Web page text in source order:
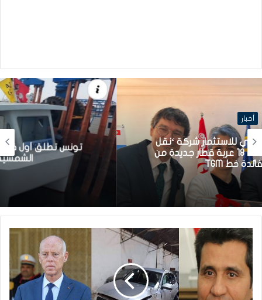
تونس تطلق أول قارب صيد كهربائي يعمل بالطاقة
الشمسية في المتوسط